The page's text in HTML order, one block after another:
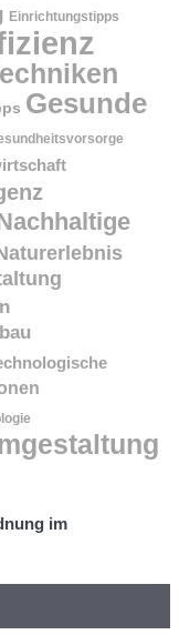
Einrichtungstipps
Gesunde
im